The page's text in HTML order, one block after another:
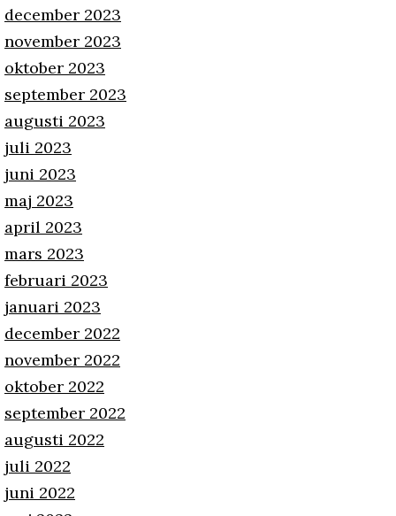
december 2023
november 2023
oktober 2023
september 2023
augusti 2023
juli 2023
juni 2023
maj 2023
april 2023
mars 2023
februari 2023
januari 2023
december 2022
november 2022
oktober 2022
september 2022
augusti 2022
juli 2022
juni 2022